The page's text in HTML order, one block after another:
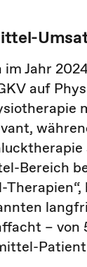
Jahr
auf
Bereich
– von